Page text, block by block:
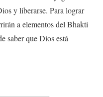
y liberarse. Para lograr
a elementos del Bhakti
saber que Dios está